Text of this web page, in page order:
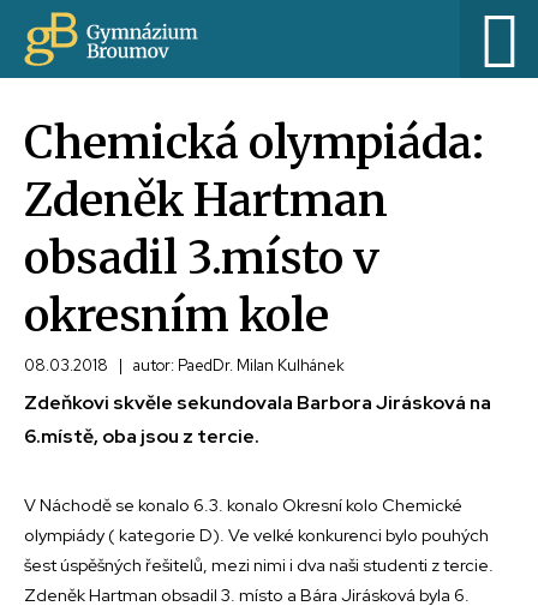
Chemická olympiáda:
Zdeněk Hartman
obsadil 3.místo v
okresním kole
08.03.2018 | autor: PaedDr. Milan Kulhánek
Zdeňkovi skvěle sekundovala Barbora Jirásková na
6.místě, oba jsou z tercie.
V Náchodě se konalo 6.3. konalo Okresní kolo Chemické
olympiády ( kategorie D). Ve velké konkurenci bylo pouhých
šest úspěšných řešitelů, mezi nimi i dva naši studenti z tercie.
Zdeněk Hartman obsadil 3. místo a Bára Jirásková byla 6.